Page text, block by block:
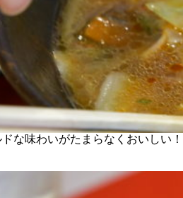
な味わいがたまらなくおいしい！